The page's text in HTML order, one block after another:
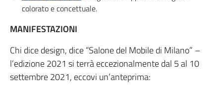
colorato e concettuale.
MANIFESTAZIONI
Chi dice design, dice “Salone del Mobile di Milano” –
l’edizione 2021 si terrà eccezionalmente dal 5 al 10
settembre 2021, eccovi un’anteprima: